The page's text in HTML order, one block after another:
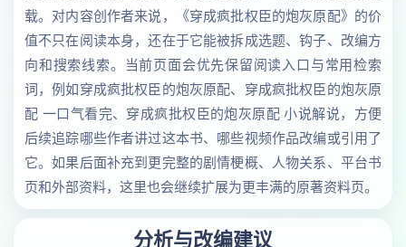
载。对内容创作者来说，《穿成疯批权臣的炮灰原配》的价
值不只在阅读本身，还在于它能被拆成选题、钩子、改编方
向和搜索线索。当前页面会优先保留阅读入口与常用检索
词，例如穿成疯批权臣的炮灰原配、穿成疯批权臣的炮灰原
配 一口气看完、穿成疯批权臣的炮灰原配 小说解说，方便
后续追踪哪些作者讲过这本书、哪些视频作品改编或引用了
它。如果后面补充到更完整的剧情梗概、人物关系、平台书
页和外部资料，这里也会继续扩展为更丰满的原著资料页。
分析与改编建议